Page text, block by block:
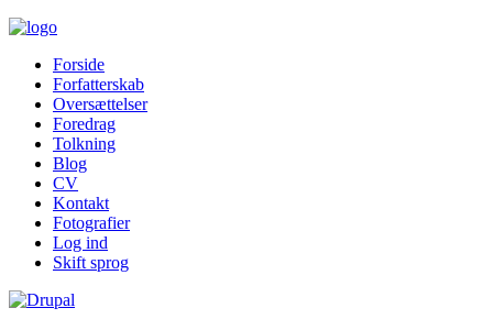
Forside
Forfatterskab
Oversættelser
Foredrag
Tolkning
Blog
CV
Kontakt
Fotografier
Log ind
Skift sprog